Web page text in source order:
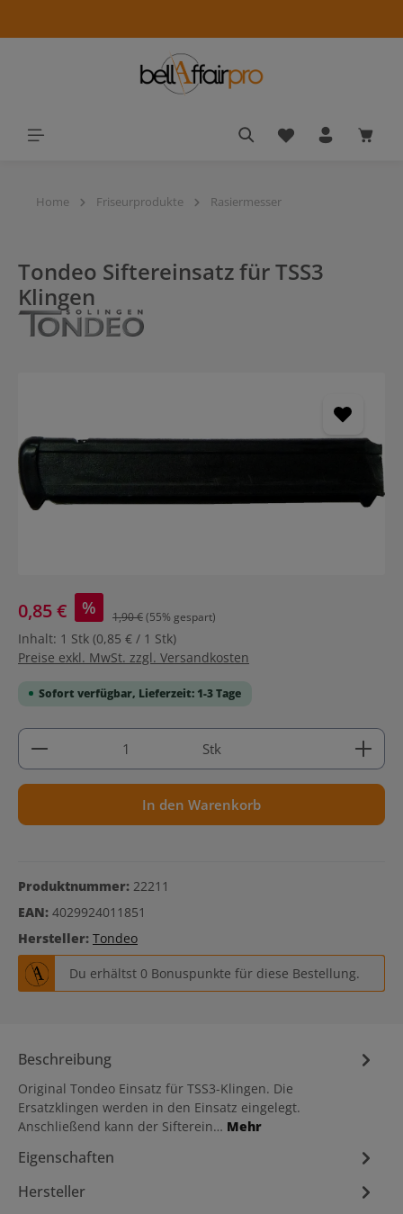
Du hast 0
Home Friseurprodukte Rasiermesser
Tondeo Siftereinsatz für TSS3
Klingen
0,85 € % 1,90 €(55% gespart)
Inhalt: 1 Stk (0,85 € / 1 Stk)
Preise exkl. MwSt. zzgl. Versandkosten
Sofort verfügbar, Lieferzeit: 1-3 Tage
Produkt Anzahl: Gib den gewünschten Wert ein
Stk
In den Warenkorb
Produktnummer: 22211
EAN: 4029924011851
Hersteller: Tondeo
Du erhältst 0 Bonuspunkte für diese Bestellung.
Beschreibung
Original Tondeo Einsatz für TSS3-Klingen. Die
Ersatzklingen werden in den Einsatz eingelegt.
Anschließend kann der Sifterein… Mehr
Eigenschaften
Hersteller